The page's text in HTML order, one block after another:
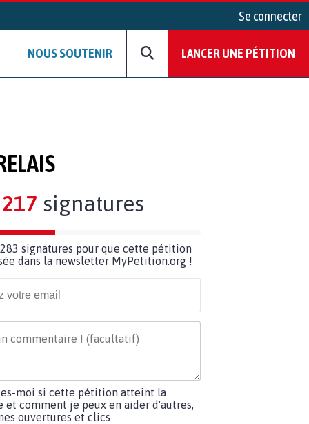
Se connecter
NOUS SOUTENIR LANCER UNE PÉTITION
217 signatures
signatures pour que cette pétition
dans la newsletter MyPetition.org !
moi si cette pétition atteint la
et comment je peux en aider d'autres,
ouvertures et clics